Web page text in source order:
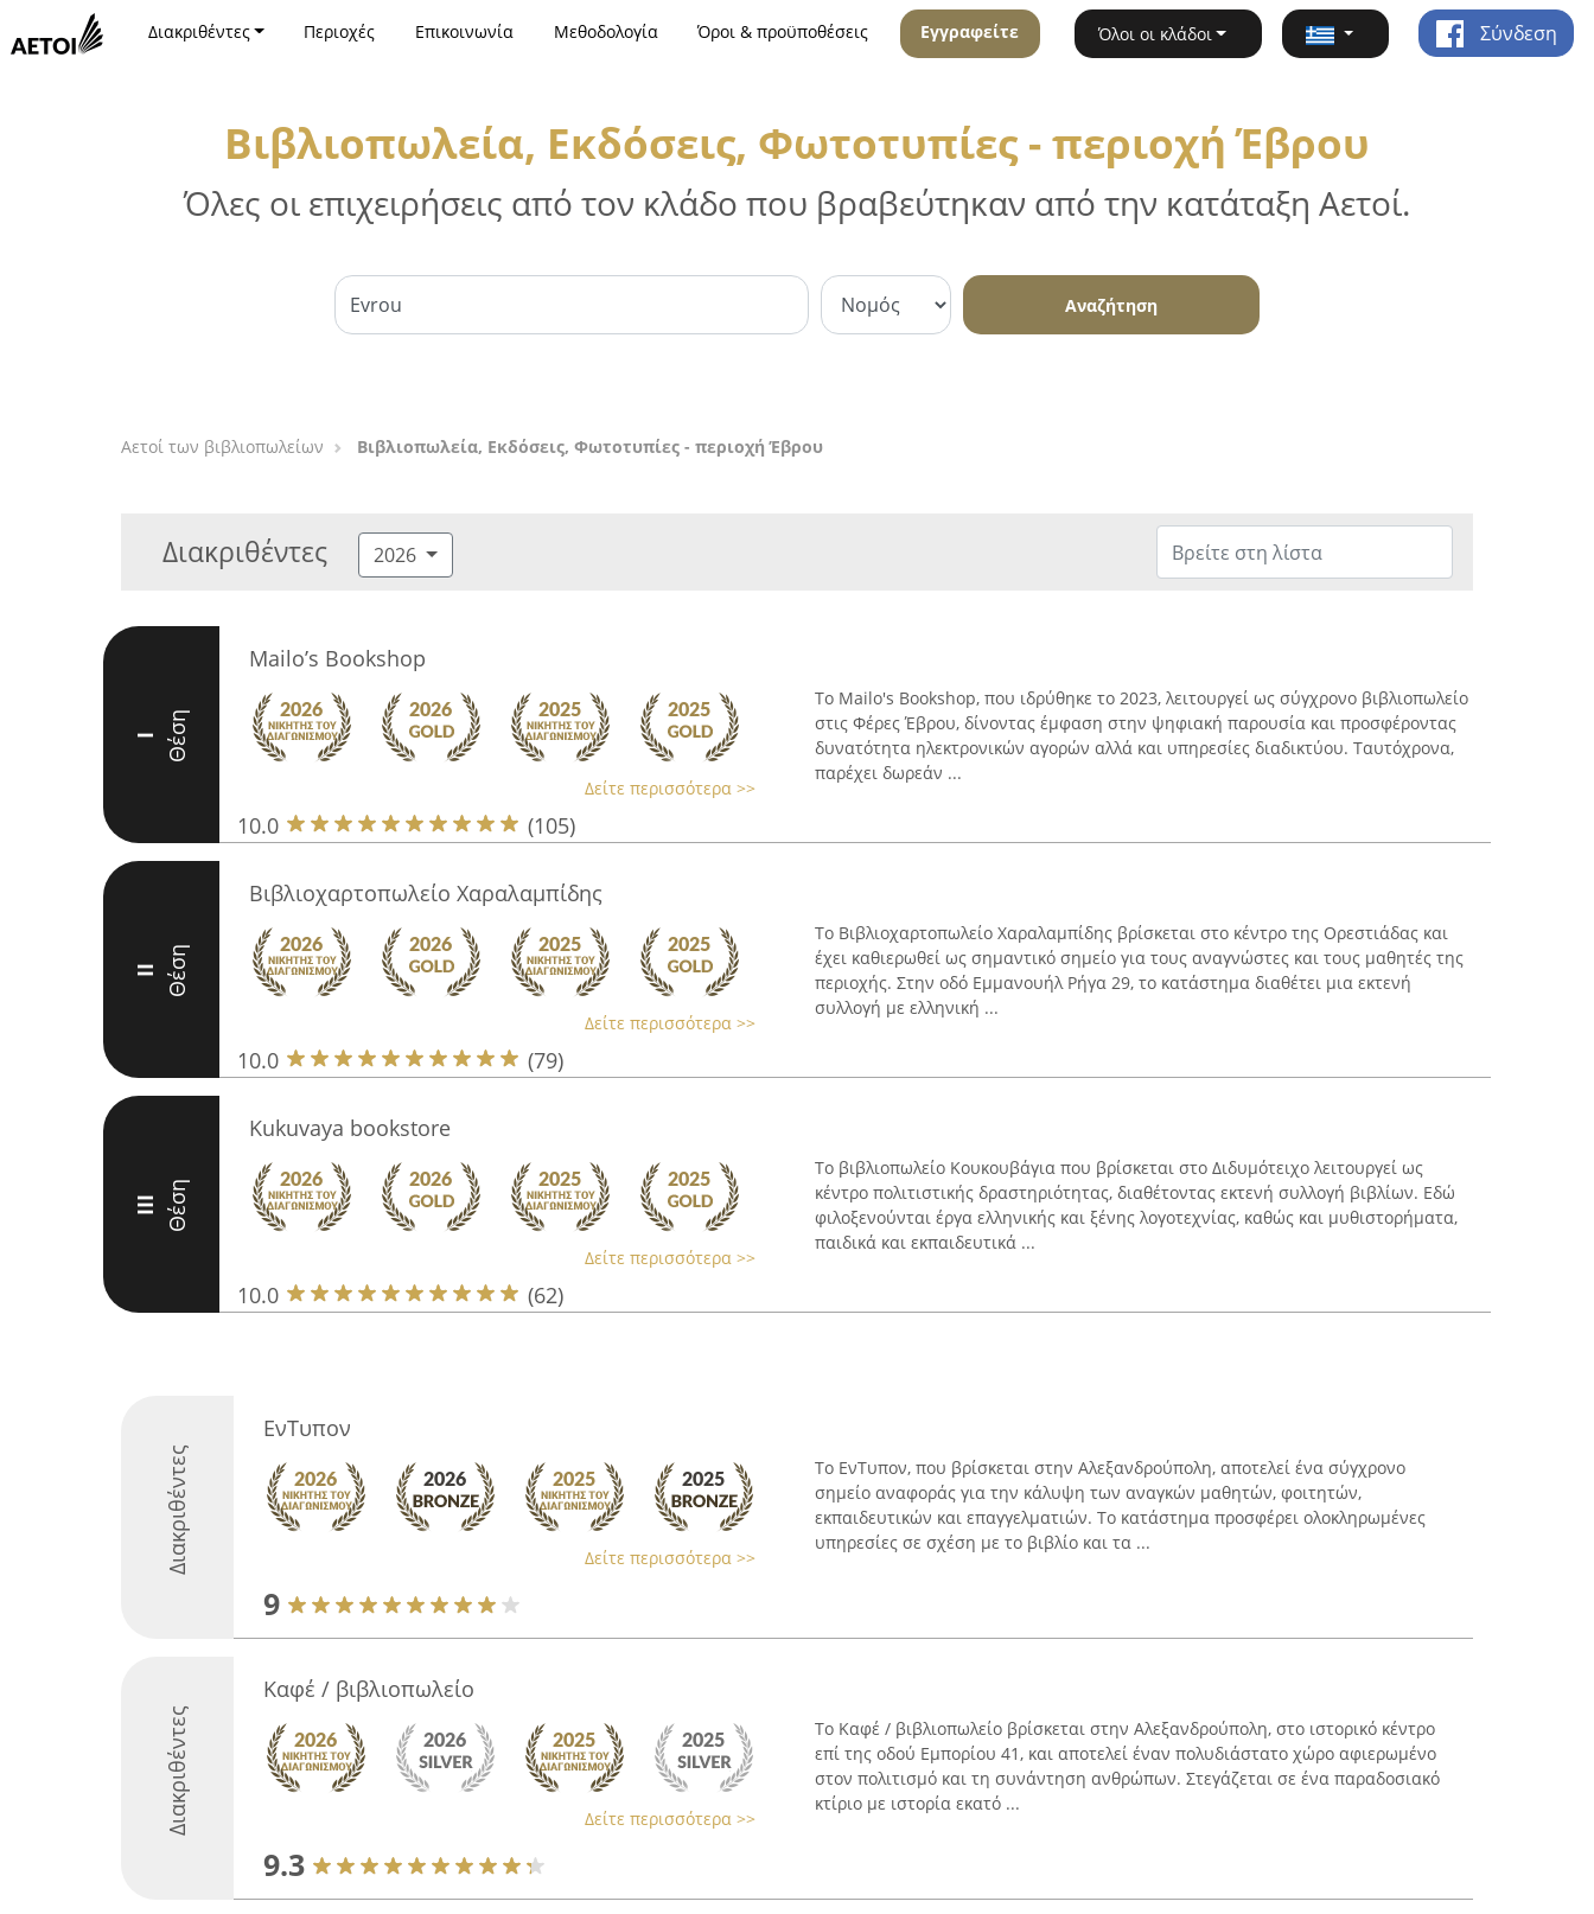
Διακριθέντες Περιοχές Επικοινωνία Μεθοδολογία Όροι & προϋποθέσεις Εγγραφείτε Όλοι οι κλάδοι Σύνδεση
Βιβλιοπωλεία, Εκδόσεις, Φωτοτυπίες - περιοχή Έβρου
Όλες οι επιχειρήσεις από τον κλάδο που βραβεύτηκαν από την κατάταξη Αετοί.
Αναζήτηση
Αετοί των βιβλιοπωλείων Βιβλιοπωλεία, Εκδόσεις, Φωτοτυπίες - περιοχή Έβρου
Διακριθέντες 2026
I Θέση
Mailo’s Bookshop
Δείτε περισσότερα >>
10.0 (105)
Το Mailo's Bookshop, που ιδρύθηκε το 2023, λειτουργεί ως σύγχρονο βιβλιοπωλείο
στις Φέρες Έβρου, δίνοντας έμφαση στην ψηφιακή παρουσία και προσφέροντας
δυνατότητα ηλεκτρονικών αγορών αλλά και υπηρεσίες διαδικτύου. Ταυτόχρονα,
παρέχει δωρεάν ...
II Θέση
Βιβλιοχαρτοπωλείο Χαραλαμπίδης
Δείτε περισσότερα >>
10.0 (79)
Το Βιβλιοχαρτοπωλείο Χαραλαμπίδης βρίσκεται στο κέντρο της Ορεστιάδας και
έχει καθιερωθεί ως σημαντικό σημείο για τους αναγνώστες και τους μαθητές της
περιοχής. Στην οδό Εμμανουήλ Ρήγα 29, το κατάστημα διαθέτει μια εκτενή
συλλογή με ελληνική ...
III Θέση
Kukuvaya bookstore
Δείτε περισσότερα >>
10.0 (62)
Το βιβλιοπωλείο Κουκουβάγια που βρίσκεται στο Διδυμότειχο λειτουργεί ως
κέντρο πολιτιστικής δραστηριότητας, διαθέτοντας εκτενή συλλογή βιβλίων. Εδώ
φιλοξενούνται έργα ελληνικής και ξένης λογοτεχνίας, καθώς και μυθιστορήματα,
παιδικά και εκπαιδευτικά ...
Διακριθέντες
ΕνΤυπον
Δείτε περισσότερα >>
9
Το ΕνΤυπον, που βρίσκεται στην Αλεξανδρούπολη, αποτελεί ένα σύγχρονο
σημείο αναφοράς για την κάλυψη των αναγκών μαθητών, φοιτητών,
εκπαιδευτικών και επαγγελματιών. Το κατάστημα προσφέρει ολοκληρωμένες
υπηρεσίες σε σχέση με το βιβλίο και τα ...
Διακριθέντες
Καφέ / βιβλιοπωλείο
Δείτε περισσότερα >>
9.3
Το Καφέ / βιβλιοπωλείο βρίσκεται στην Αλεξανδρούπολη, στο ιστορικό κέντρο
επί της οδού Εμπορίου 41, και αποτελεί έναν πολυδιάστατο χώρο αφιερωμένο
στον πολιτισμό και τη συνάντηση ανθρώπων. Στεγάζεται σε ένα παραδοσιακό
κτίριο με ιστορία εκατό ...